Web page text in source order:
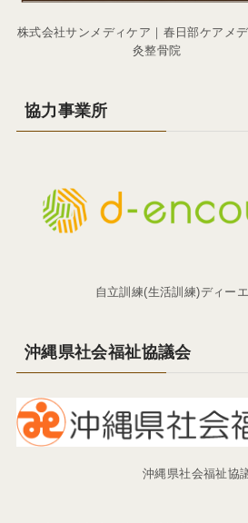
株式会社サンメディケア｜春日部ケアメ
灸整骨院
協力事業所
自立訓練(生活訓練)ディー
沖縄県社会福祉協議会
沖縄県社会福祉協